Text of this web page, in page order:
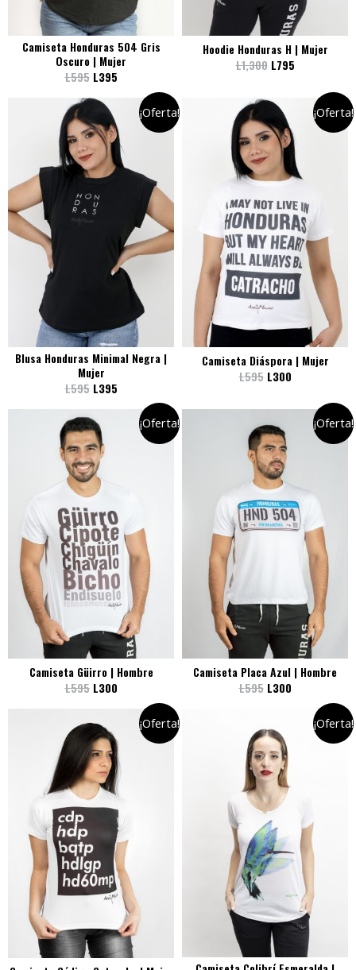
Camiseta Honduras 504 Gris
Oscuro | Mujer
L595 L395
Hoodie Honduras H | Mujer
L1,300 L795
¡Oferta!
Blusa Honduras Minimal Negra |
Mujer
L595 L395
¡Oferta!
Camiseta Diáspora | Mujer
L595 L300
¡Oferta!
Camiseta Güirro | Hombre
L595 L300
¡Oferta!
Camiseta Placa Azul | Hombre
L595 L300
¡Oferta! ¡Oferta!